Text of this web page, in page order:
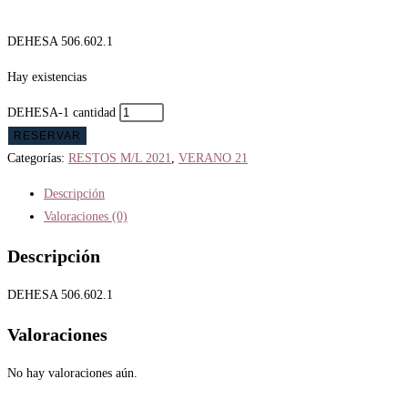
DEHESA 506.602.1
Hay existencias
DEHESA-1 cantidad
RESERVAR
Categorías: RESTOS M/L 2021 VERANO 21
Descripción
Valoraciones (0)
Descripción
DEHESA 506.602.1
Valoraciones
No hay valoraciones aún.